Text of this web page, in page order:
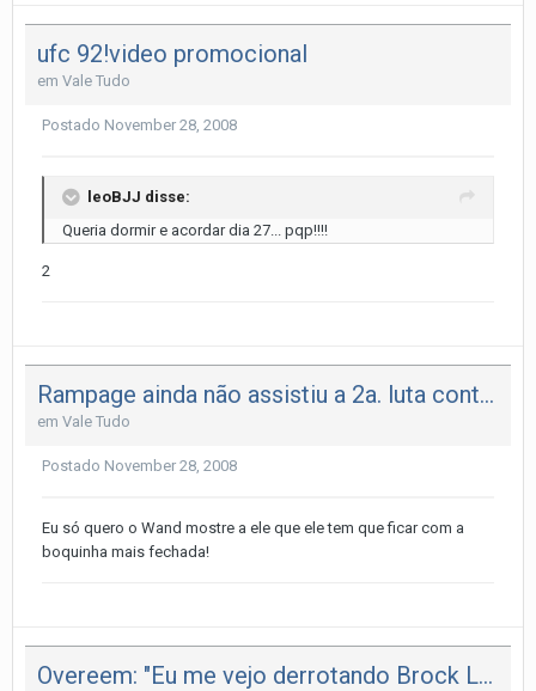
ufc 92!video promocional
em Vale Tudo
Postado November 28, 2008
leoBJJ disse:
Queria dormir e acordar dia 27... pqp!!!!
2
Rampage ainda não assistiu a 2a. luta contra Wand
em Vale Tudo
Postado November 28, 2008
Eu só quero o Wand mostre a ele que ele tem que ficar com a
boquinha mais fechada!
Overeem: "Eu me vejo derrotando Brock Lesnar"...